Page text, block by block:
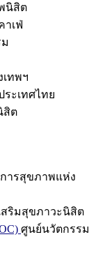
นิสิต
าเฟ่
ทพฯ
ะเทศไทย
สิต
ารสุขภาพแห่ง
สริมสุขภาวะนิสิต
ศูนย์นวัตกรรม